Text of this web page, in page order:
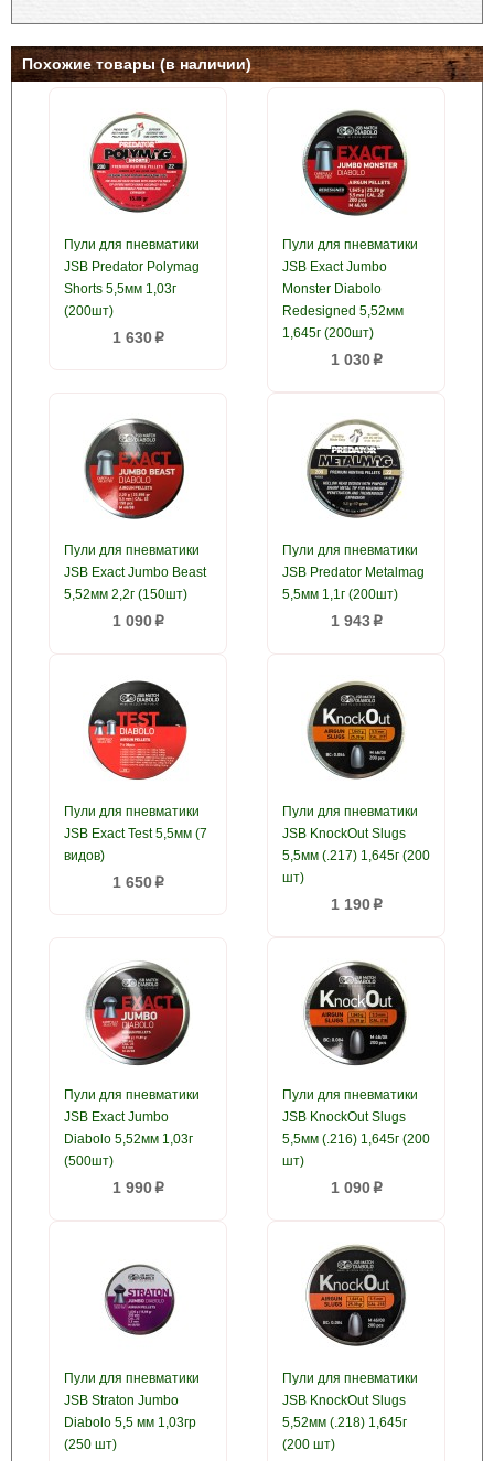
Похожие товары (в наличии)
Пули для пневматики
JSB Predator Polymag
Shorts 5,5мм 1,03г
(200шт)
1 630p
Пули для пневматики
JSB Exact Jumbo
Monster Diabolo
Redesigned 5,52мм
1,645г (200шт)
1 030p
Пули для пневматики
JSB Exact Jumbo Beast
5,52мм 2,2г (150шт)
1 090p
Пули для пневматики
JSB Predator Metalmag
5,5мм 1,1г (200шт)
1 943p
Пули для пневматики
JSB Exact Test 5,5мм (7
видов)
1 650p
Пули для пневматики
JSB KnockOut Slugs
5,5мм (.217) 1,645г (200
шт)
1 190p
Пули для пневматики
JSB Exact Jumbo
Diabolo 5,52мм 1,03г
(500шт)
1 990p
Пули для пневматики
JSB KnockOut Slugs
5,5мм (.216) 1,645г (200
шт)
1 090p
Пули для пневматики
JSB Straton Jumbo
Diabolo 5,5 мм 1,03гр
(250 шт)
Пули для пневматики
JSB KnockOut Slugs
5,52мм (.218) 1,645г
(200 шт)